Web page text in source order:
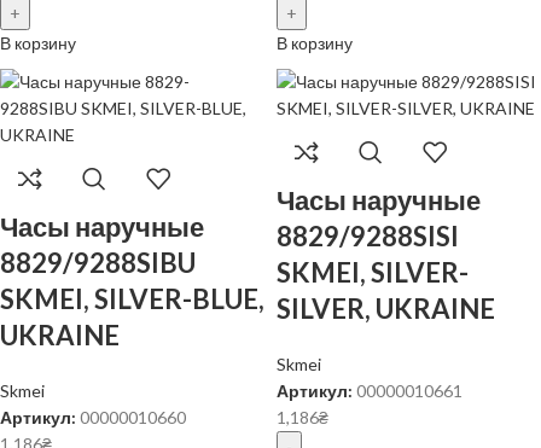
В корзину В корзину
Часы наручные
8829/9288SIBU
SKMEI, SILVER-BLUE,
UKRAINE
Skmei
Артикул: 00000010660
Часы наручные
8829/9288SISI
SKMEI, SILVER-
SILVER, UKRAINE
Skmei
Артикул: 00000010661
1,186₴